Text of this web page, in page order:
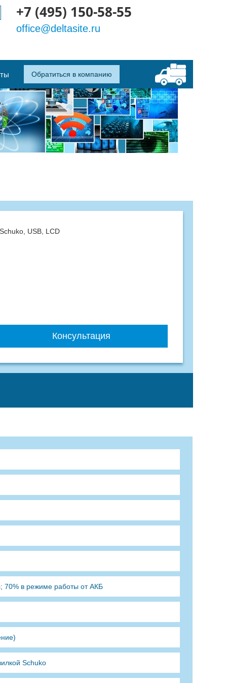
+7 (495) 150-58-55
office@deltasite.ru
Обратиться в компанию
USB, LCD
Консультация
70% в режиме работы от АКБ
Schuko